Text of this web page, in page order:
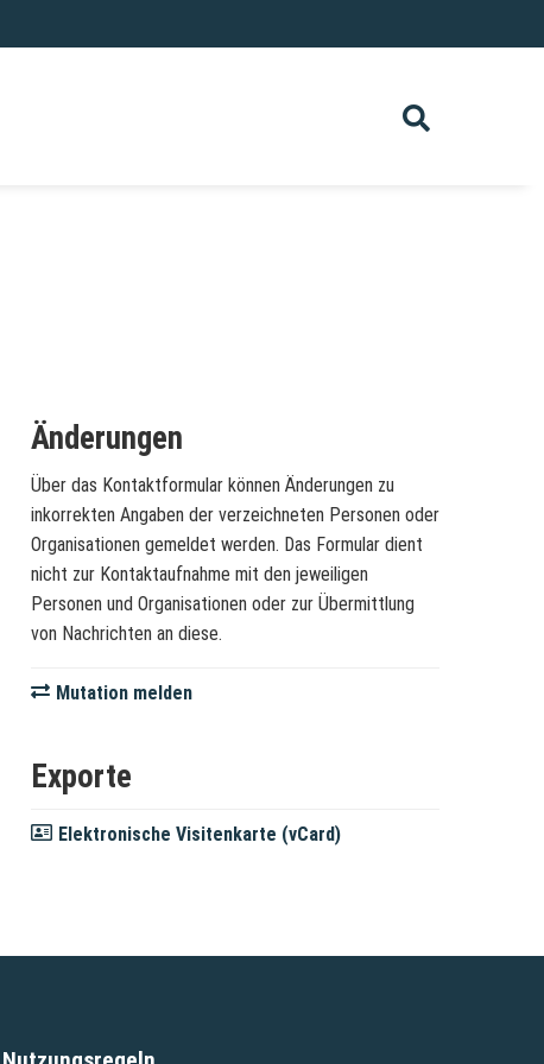
Änderungen
Über das Kontaktformular können Änderungen zu
inkorrekten Angaben der verzeichneten Personen oder
Organisationen gemeldet werden. Das Formular dient
nicht zur Kontaktaufnahme mit den jeweiligen
Personen und Organisationen oder zur Übermittlung
von Nachrichten an diese.
Mutation melden
Exporte
Elektronische Visitenkarte (vCard)